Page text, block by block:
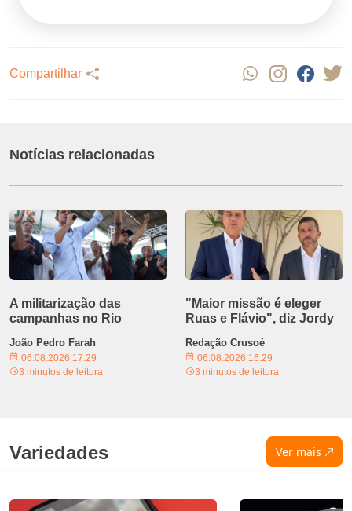
Compartilhar
Notícias relacionadas
A militarização das
campanhas no Rio
João Pedro Farah
06.08.2026 17:29
3 minutos de leitura
"Maior missão é eleger
Ruas e Flávio", diz Jordy
Redação Crusoé
06.08.2026 16:29
3 minutos de leitura
Variedades Ver mais